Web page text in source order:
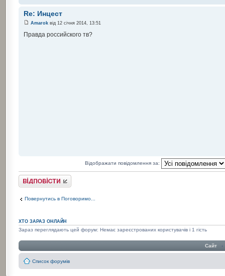
Re: Инцест
Amarokвід 12 січня 2014, 13:51
Правда российского тв?
Відображати повідомлення за:
Відповісти
Повернутись в Поговоримо...
ХТО ЗАРАЗ ОНЛАЙН
Зараз переглядають цей форум: Немає зареєстрованих користувачів і 1 гість
Сайт ‹
Список форумів